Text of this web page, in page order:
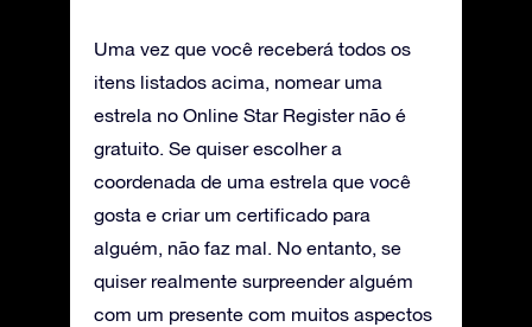
Uma vez que você receberá todos os
itens listados acima, nomear uma
estrela no Online Star Register não é
gratuito. Se quiser escolher a
coordenada de uma estrela que você
gosta e criar um certificado para
alguém, não faz mal. No entanto, se
quiser realmente surpreender alguém
com um presente com muitos aspectos